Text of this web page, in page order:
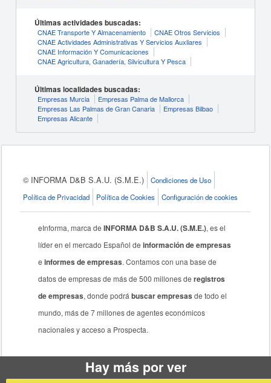
Últimas actividades buscadas:
CNAE Transporte Y Almacenamiento
CNAE Otros Servicios
CNAE Actividades Administrativas Y Servicios Auxliares
CNAE Información Y Comunicaciones
CNAE Agricultura, Ganadería, Silvicultura Y Pesca
Últimas localidades buscadas:
Empresas Murcia
Empresas Palma de Mallorca
Empresas Las Palmas de Gran Canaria
Empresas Bilbao
Empresas Alicante
© INFORMA D&B S.A.U. (S.M.E.)
Condiciones de Uso
Política de Privacidad
Política de Cookies Configuración de cookies
eInforma, marca deINFORMA D&B S.A.U. (S.M.E.), es el
líder en el mercado Español deinformación de empresas
einformes de empresas. Contamos con una base de
datos de empresas de más de 500 millones deregistros
de empresas, donde podrábuscar empresas de todo el
mundo, más de 7 millones de agentes económicos
nacionales y acceso a Prospecta.
Hay más por ver